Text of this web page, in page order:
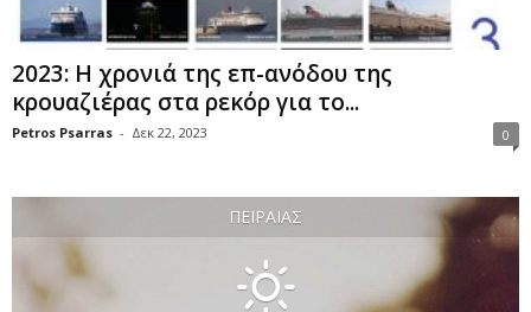
2023: Η χρονιά της επ-ανόδου της
κρουαζιέρας στα ρεκόρ για το...
Petros Psarras - Δεκ 22, 2023 0
ΠΕΙΡΑΙΆΣ